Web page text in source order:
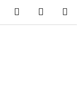
Hľadať
KOŠÍK